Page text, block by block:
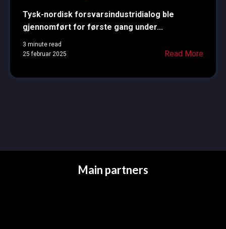
Tysk-nordisk forsvarsindustridialog ble
gjennomført for første gang under...
3 minute read
25 februar 2025
Read More
Main partners